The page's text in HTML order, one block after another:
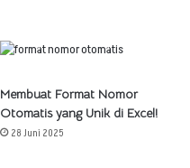
Membuat Format Nomor
Otomatis yang Unik di Excel!
28 Juni 2025